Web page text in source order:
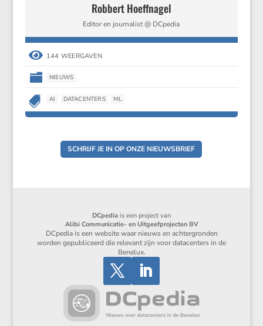
Robbert Hoeffnagel
Editor en journalist @ DCpedia
 144 WEERGAVEN
 NIEUWS
 AI DATACENTERS ML
SCHRIJF JE IN OP ONZE NIEUWSBRIEF
DCpedia is een project van
Alibi Communicatie- en Uitgeefprojecten BV
DCpedia is een website waar nieuws en achtergronden
worden gepubliceerd die relevant zijn voor datacenters in de
Benelux.